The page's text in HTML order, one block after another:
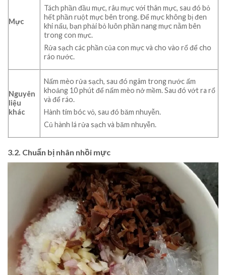
Mực
Tách phần đầu mực, râu mực với thân mực, sau đó bỏ
hết phần ruột mực bên trong. Để mực không bị đen
khi nấu, bạn phải bỏ luôn phần nang mực nằm bên
trong con mực.
Rửa sạch các phần của con mực và cho vào rổ để cho
ráo nước.
Nguyên
liệu
khác
Nấm mèo rửa sạch, sau đó ngâm trong nước ấm
khoảng 10 phút để nấm mèo nở mềm. Sau đó vớt ra rổ
và để ráo.
Hành tím bóc vỏ, sau đó băm nhuyễn.
Củ hành lá rửa sạch và băm nhuyễn.
3.2. Chuẩn bị nhân nhồi mực